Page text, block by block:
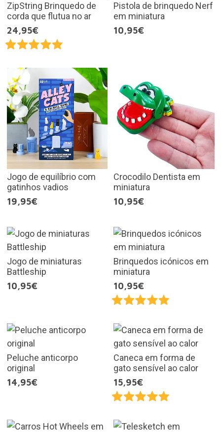
ZipString Brinquedo de
corda que flutua no ar
24,95€
Pistola de brinquedo Nerf
em miniatura
10,95€
Jogo de equilíbrio com
gatinhos vadios
19,95€
Crocodilo Dentista em
miniatura
10,95€
Jogo de miniaturas
Battleship
10,95€
Brinquedos icónicos em
miniatura
10,95€
Peluche anticorpo
original
14,95€
Caneca em forma de
gato sensível ao calor
15,95€